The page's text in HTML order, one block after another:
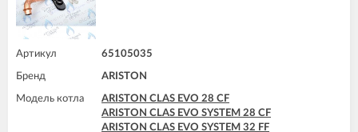
Артикул 65105035
Бренд ARISTON
Модель котла
ARISTON CLAS EVO 28 CF
ARISTON CLAS EVO SYSTEM 28 CF
ARISTON CLAS EVO SYSTEM 32 FF